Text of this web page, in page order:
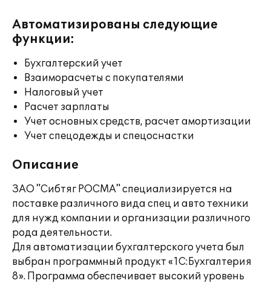
Автоматизированы следующие
функции:
Бухгалтерский учет
Взаиморасчеты с покупателями
Налоговый учет
Расчет зарплаты
Учет основных средств, расчет амортизации
Учет спецодежды и спецоснастки
Описание
ЗАО "Сибтяг РОСМА" специализируется на
поставке различного вида спец и авто техники
для нужд компании и организации различного
рода деятельности.
Для автоматизации бухгалтерского учета был
выбран программный продукт «1С:Бухгалтерия
8». Программа обеспечивает высокий уровень